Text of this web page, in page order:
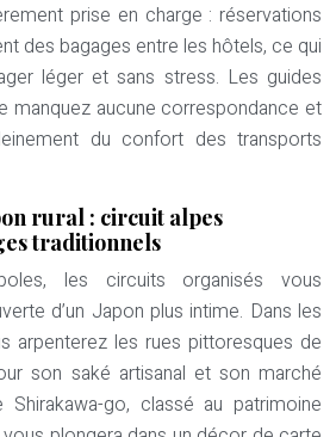
prise en charge : réservations
des bagages entre les hôtels, ce qui
léger et sans stress. Les guides
manquez aucune correspondance et
du confort des transports
rural : circuit alpes
traditionnels
les circuits organisés vous
d’un Japon plus intime. Dans les
arpenterez les rues pittoresques de
son saké artisanal et son marché
go, classé au patrimoine